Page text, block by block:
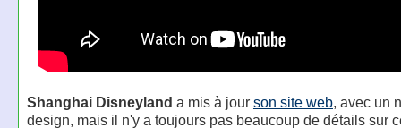
Shanghai Disneyland a mis à jour son site web, avec un
design, mais il n'y a toujours pas beaucoup de détails sur